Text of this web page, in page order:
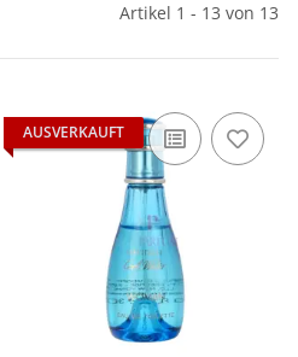
Artikel 1 - 13 von 13
AUSVERKAUFT